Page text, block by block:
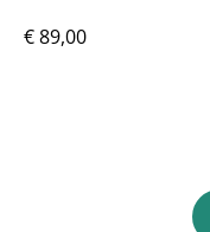
€89,00